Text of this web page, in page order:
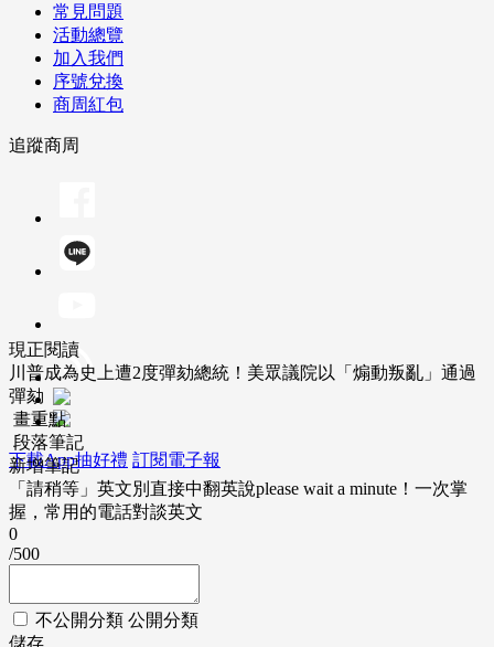
常見問題
活動總覽
加入我們
序號兌換
商周紅包
追蹤商周
下載App抽好禮 訂閱電子報
現正閱讀
川普成為史上遭2度彈劾總統！美眾議院以「煽動叛亂」通過
彈劾
畫重點
段落筆記
新增筆記
「請稍等」英文別直接中翻英說please wait a minute！一次掌
握，常用的電話對談英文
0
/500
不公開分類 公開分類
儲存